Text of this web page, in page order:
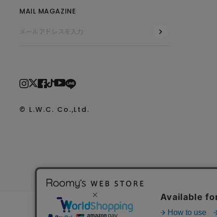
MAIL MAGAZINE
© L.W.C. Co.,Ltd.